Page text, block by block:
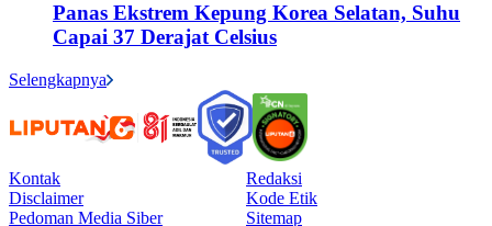
Panas Ekstrem Kepung Korea Selatan, Suhu
Capai 37 Derajat Celsius
Selengkapnya
Kontak
Redaksi
Disclaimer
Kode Etik
Pedoman Media Siber
Sitemap